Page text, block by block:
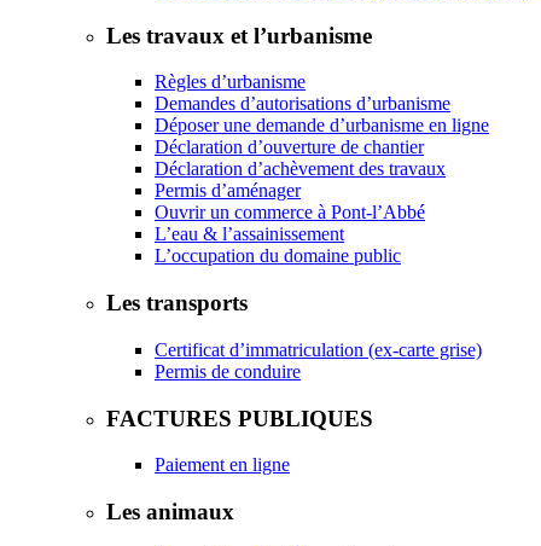
Les travaux et l’urbanisme
Règles d’urbanisme
Demandes d’autorisations d’urbanisme
Déposer une demande d’urbanisme en ligne
Déclaration d’ouverture de chantier
Déclaration d’achèvement des travaux
Permis d’aménager
Ouvrir un commerce à Pont-l’Abbé
L’eau & l’assainissement
L’occupation du domaine public
Les transports
Certificat d’immatriculation (ex-carte grise)
Permis de conduire
FACTURES PUBLIQUES
Paiement en ligne
Les animaux